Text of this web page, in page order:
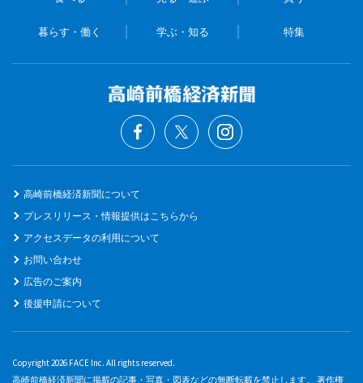
暮らす・働く 学ぶ・知る 特集
高崎前橋経済新聞について
プレスリリース・情報提供はこちらから
アクセスデータの利用について
お問い合わせ
広告のご案内
後援申請について
Copyright 2026 FACE Inc. All rights reserved.
高崎前橋経済新聞に掲載の記事・写真・図表などの無断転載を禁止します。 著作権